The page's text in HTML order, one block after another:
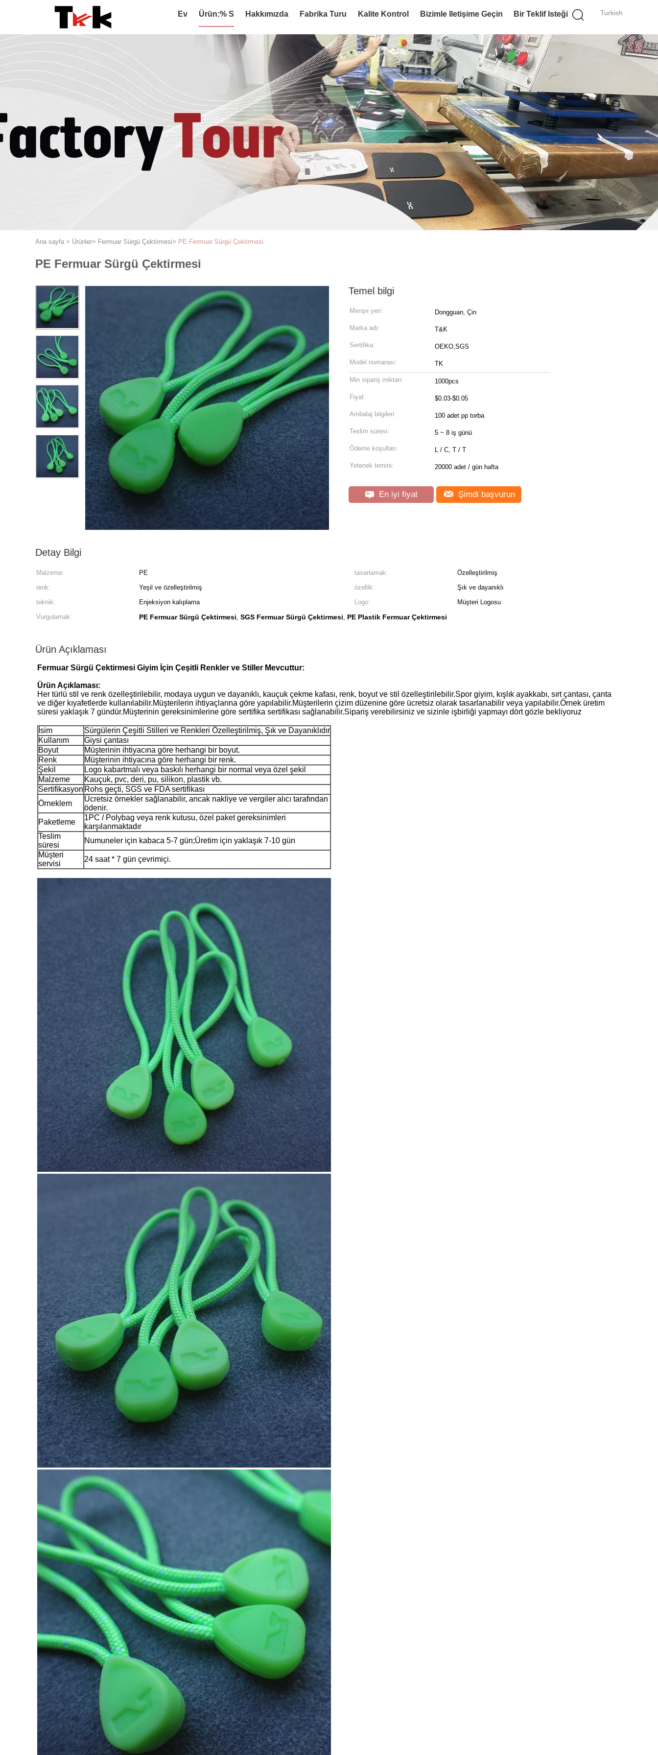
Turkish
Ev Ürün:% S Hakkımızda Fabrika Turu Kalite Kontrol Bizimle Iletişime Geçin Bir Teklif Isteği
Ana sayfa > Ürünler> Fermuar Sürgü Çektirmesi> PE Fermuar Sürgü Çektirmesi
PE Fermuar Sürgü Çektirmesi
Temel bilgi
Menşe yeri: Dongguan, Çin
Marka adı: T&K
Sertifika: OEKO,SGS
Model numarası: TK
Min sipariş miktarı: 1000pcs
Fiyat: $0.03-$0.05
Ambalaj bilgileri: 100 adet pp torba
Teslim süresi: 5 ~ 8 iş günü
Ödeme koşulları: L / C, T / T
Yetenek temini: 20000 adet / gün hafta
En iyi fiyat Şimdi başvurun
Detay Bilgi
Malzeme: PE tasarlamak:
Özelleştirilmiş
renk:
Yeşil ve özelleştirilmiş özellik:
Şık ve dayanıklı
teknik:
Enjeksiyon kalıplama Logo:
Müşteri Logosu
Vurgulamak:
PE Fermuar Sürgü Çektirmesi, SGS Fermuar Sürgü Çektirmesi, PE Plastik Fermuar Çektirmesi
Ürün Açıklaması
Fermuar Sürgü Çektirmesi Giyim İçin Çeşitli Renkler ve Stiller Mevcuttur:
Ürün Açıklaması:
Her türlü stil ve renk özelleştirilebilir, modaya uygun ve dayanıklı, kauçuk çekme kafası, renk, boyut ve stil özelleştirilebilir.Spor giyim, kışlık ayakkabı, sırt çantası, çanta
ve diğer kıyafetlerde kullanılabilir.Müşterilerin ihtiyaçlarına göre yapılabilir.Müşterilerin çizim düzenine göre ücretsiz olarak tasarlanabilir veya yapılabilir.Örnek üretim
süresi yaklaşık 7 gündür.Müşterinin gereksinimlerine göre sertifika sertifikası sağlanabilir.Sipariş verebilirsiniz ve sizinle işbirliği yapmayı dört gözle bekliyoruz
İsim
Sürgülerin Çeşitli Stilleri ve Renkleri Özelleştirilmiş, Şık ve Dayanıklıdır
Kullanım
Giysi çantası
Boyut
Müşterinin ihtiyacına göre herhangi bir boyut.
Renk
Müşterinin ihtiyacına göre herhangi bir renk.
Şekil
Logo kabartmalı veya baskılı herhangi bir normal veya özel şekil
Malzeme
Kauçuk, pvc, deri, pu, silikon, plastik vb.
Sertifikasyon Rohs geçti, SGS ve FDA sertifikası
Örneklem
Ücretsiz örnekler sağlanabilir, ancak nakliye ve vergiler alıcı tarafından
ödenir.
Paketleme
1PC / Polybag veya renk kutusu, özel paket gereksinimleri
karşılanmaktadır
Teslim
süresi
Numuneler için kabaca 5-7 gün;Üretim için yaklaşık 7-10 gün
Müşteri
servisi
24 saat * 7 gün çevrimiçi.